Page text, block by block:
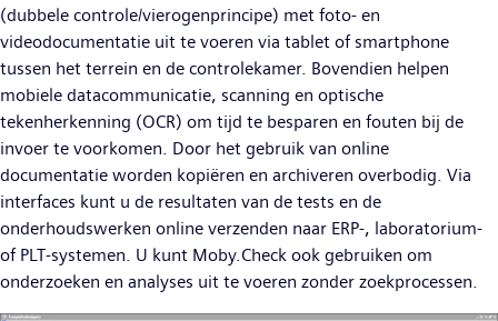
(dubbele controle/vierogenprincipe) met foto- en
videodocumentatie uit te voeren via tablet of smartphone
tussen het terrein en de controlekamer. Bovendien helpen
mobiele datacommunicatie, scanning en optische
tekenherkenning (OCR) om tijd te besparen en fouten bij de
invoer te voorkomen. Door het gebruik van online
documentatie worden kopiëren en archiveren overbodig. Via
interfaces kunt u de resultaten van de tests en de
onderhoudswerken online verzenden naar ERP-, laboratorium-
of PLT-systemen. U kunt Moby.Check ook gebruiken om
onderzoeken en analyses uit te voeren zonder zoekprocessen.